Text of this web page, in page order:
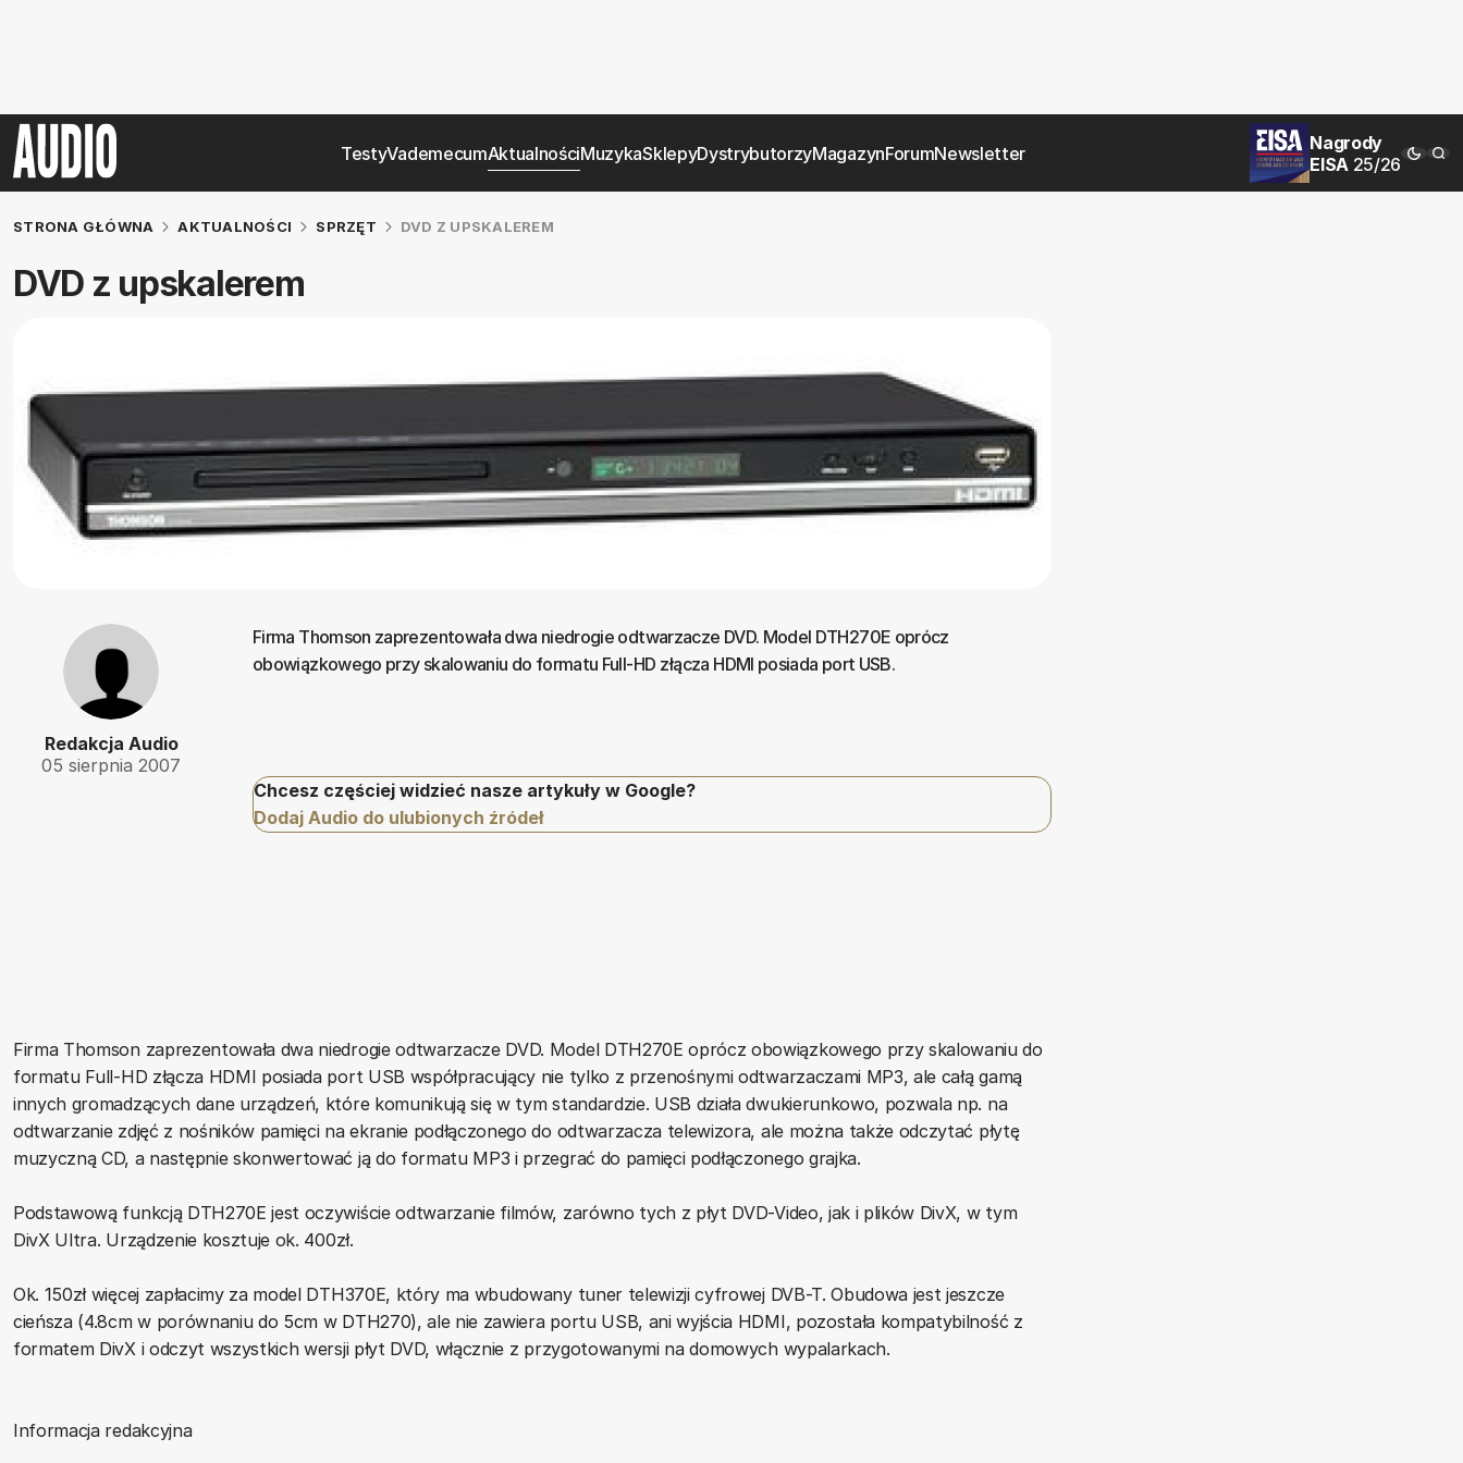
TestyVademecumAktualnościMuzykaSklepyDystrybutorzyMagazynForumNewsletter
Nagrody
EISA 25/26
STRONA GŁÓWNA AKTUALNOŚCI SPRZĘT DVD Z UPSKALEREM
DVD z upskalerem
Redakcja Audio
05 sierpnia 2007
Firma Thomson zaprezentowała dwa niedrogie odtwarzacze DVD. Model DTH270E oprócz
obowiązkowego przy skalowaniu do formatu Full-HD złącza HDMI posiada port USB.
Chcesz częściej widzieć nasze artykuły w Google?
Dodaj Audio do ulubionych źródeł
Firma Thomson zaprezentowała dwa niedrogie odtwarzacze DVD. Model DTH270E oprócz obowiązkowego przy skalowaniu do
formatu Full-HD złącza HDMI posiada port USB współpracujący nie tylko z przenośnymi odtwarzaczami MP3, ale całą gamą
innych gromadzących dane urządzeń, które komunikują się w tym standardzie. USB działa dwukierunkowo, pozwala np. na
odtwarzanie zdjęć z nośników pamięci na ekranie podłączonego do odtwarzacza telewizora, ale można także odczytać płytę
muzyczną CD, a następnie skonwertować ją do formatu MP3 i przegrać do pamięci podłączonego grajka.
Podstawową funkcją DTH270E jest oczywiście odtwarzanie filmów, zarówno tych z płyt DVD-Video, jak i plików DivX, w tym
DivX Ultra. Urządzenie kosztuje ok. 400zł.
Ok. 150zł więcej zapłacimy za model DTH370E, który ma wbudowany tuner telewizji cyfrowej DVB-T. Obudowa jest jeszcze
cieńsza (4.8cm w porównaniu do 5cm w DTH270), ale nie zawiera portu USB, ani wyjścia HDMI, pozostała kompatybilność z
formatem DivX i odczyt wszystkich wersji płyt DVD, włącznie z przygotowanymi na domowych wypalarkach.
Informacja redakcyjna